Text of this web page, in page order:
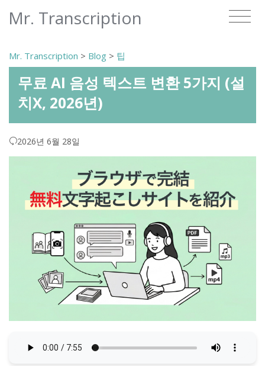
Mr. Transcription
Mr. Transcription > Blog > 팁
무료 AI 음성 텍스트 변환 5가지 (설
치X, 2026년)
2026년 6월 28일